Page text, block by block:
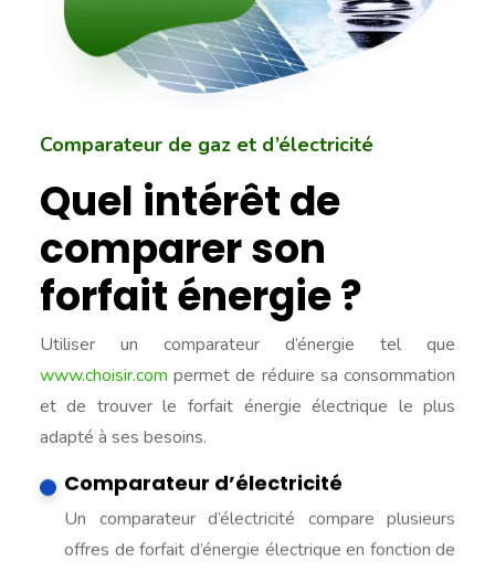
Comparateur de gaz et d’électricité
Quel intérêt de
comparer son
forfait énergie ?
Utiliser un comparateur d’énergie tel que
www.choisir.com permet de réduire sa consommation
et de trouver le forfait énergie électrique le plus
adapté à ses besoins.
Comparateur d’électricité
Un comparateur d’électricité compare plusieurs
offres de forfait d’énergie électrique en fonction de